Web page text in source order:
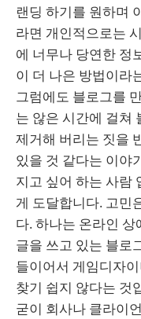
랜딩 하기를 원하며
라면 개인적으로는
에 너무나 당연한 정
이 더 나은 방법이라
그럼에도 블로그를
는 않은 시간에 걸쳐
제거해 버리는 짓을
있을 것 같다는 이야
지고 싶어 하는 사람
게 도달합니다. 고민
다. 하나는 온라인
글을 쓰고 있는 블로
들이어서 게임디자
찾기 쉽지 않다는 것
굳이 회사나 클라이